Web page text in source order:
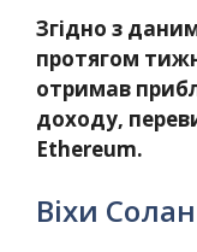
Згідно з
протягом
отримав
доходу,
Ethereum.
Віхи